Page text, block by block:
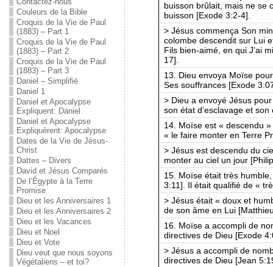
Couleurs de la Bible
Croquis de la Vie de Paul
(1883) – Part 1
Croquis de la Vie de Paul
(1883) – Part 2
Croquis de la Vie de Paul
(1883) – Part 3
Daniel – Simplifié
Daniel 1
Daniel et Apocalypse
Expliquent: Daniel
Daniel et Apocalypse
Expliquèrent: Apocalypse
Dates de la Vie de Jésus-
Christ
Dattes – Divers
David et Jésus Comparés
De l’Égypte à la Terre
Promise
Dieu et les Anniversaires 1
Dieu et les Anniversaires 2
Dieu et les Vacances
Dieu et Noel
Dieu et Vote
Dieu veut que nous soyons
Végétaliens – et toi?
buisson brûlait, mais ne se
buisson [Exode 3:2-4].
> Jésus commença Son
colombe descendit sur Lui
Fils bien-aimé, en qui J’ai
17].
13. Dieu envoya Moïse
Ses souffrances [Exode
> Dieu a envoyé Jésus
son état d’esclavage et
14. Moïse est « descendu
« le faire monter en Terre
> Jésus est descendu du
monter au ciel un jour
15. Moïse était très
3:11]. Il était qualifié de «
> Jésus était « doux et
de son âme en Lui
16. Moïse a accompli de
directives de Dieu [Exode
> Jésus a accompli de
directives de Dieu [Jean